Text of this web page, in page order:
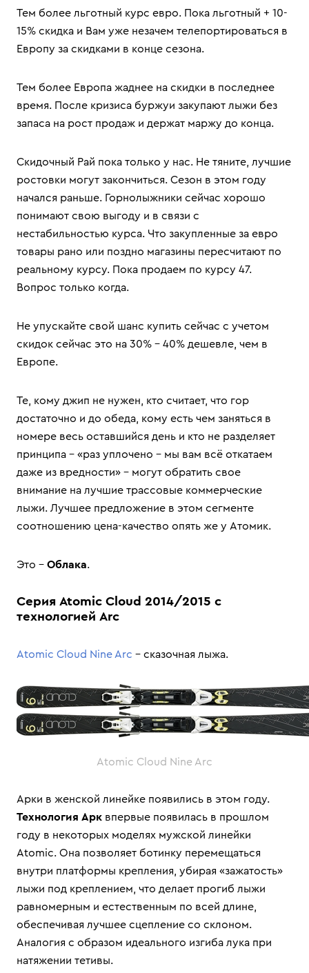
Тем более льготный курс евро. Пока льготный + 10-
15% скидка и Вам уже незачем телепортироваться в
Европу за скидками в конце сезона.
Тем более Европа жаднее на скидки в последнее
время. После кризиса буржуи закупают лыжи без
запаса на рост продаж и держат маржу до конца.
Скидочный Рай пока только у нас. Не тяните, лучшие
ростовки могут закончиться. Сезон в этом году
начался раньше. Горнолыжники сейчас хорошо
понимают свою выгоду и в связи с
нестабильностью курса. Что закупленные за евро
товары рано или поздно магазины пересчитают по
реальному курсу. Пока продаем по курсу 47.
Вопрос только когда.
Не упускайте свой шанс купить сейчас с учетом
скидок сейчас это на 30% – 40% дешевле, чем в
Европе.
Те, кому джип не нужен, кто считает, что гор
достаточно и до обеда, кому есть чем заняться в
номере весь оставшийся день и кто не разделяет
принципа – «раз уплочено – мы вам всё откатаем
даже из вредности» – могут обратить свое
внимание на лучшие трассовые коммерческие
лыжи. Лучшее предложение в этом сегменте
соотношению цена-качество опять же у Атомик.
Это – Облака.
Серия Atomic Cloud 2014/2015 с
технологией Arc
Atomic Cloud Nine Arc – сказочная лыжа.
Atomic Cloud Nine Arc
Арки в женской линейке появились в этом году.
Технология Арк впервые появилась в прошлом
году в некоторых моделях мужской линейки
Atomic. Она позволяет ботинку перемещаться
внутри платформы крепления, убирая «зажатость»
лыжи под креплением, что делает прогиб лыжи
равномерным и естественным по всей длине,
обеспечивая лучшее сцепление со склоном.
Аналогия с образом идеального изгиба лука при
натяжении тетивы.